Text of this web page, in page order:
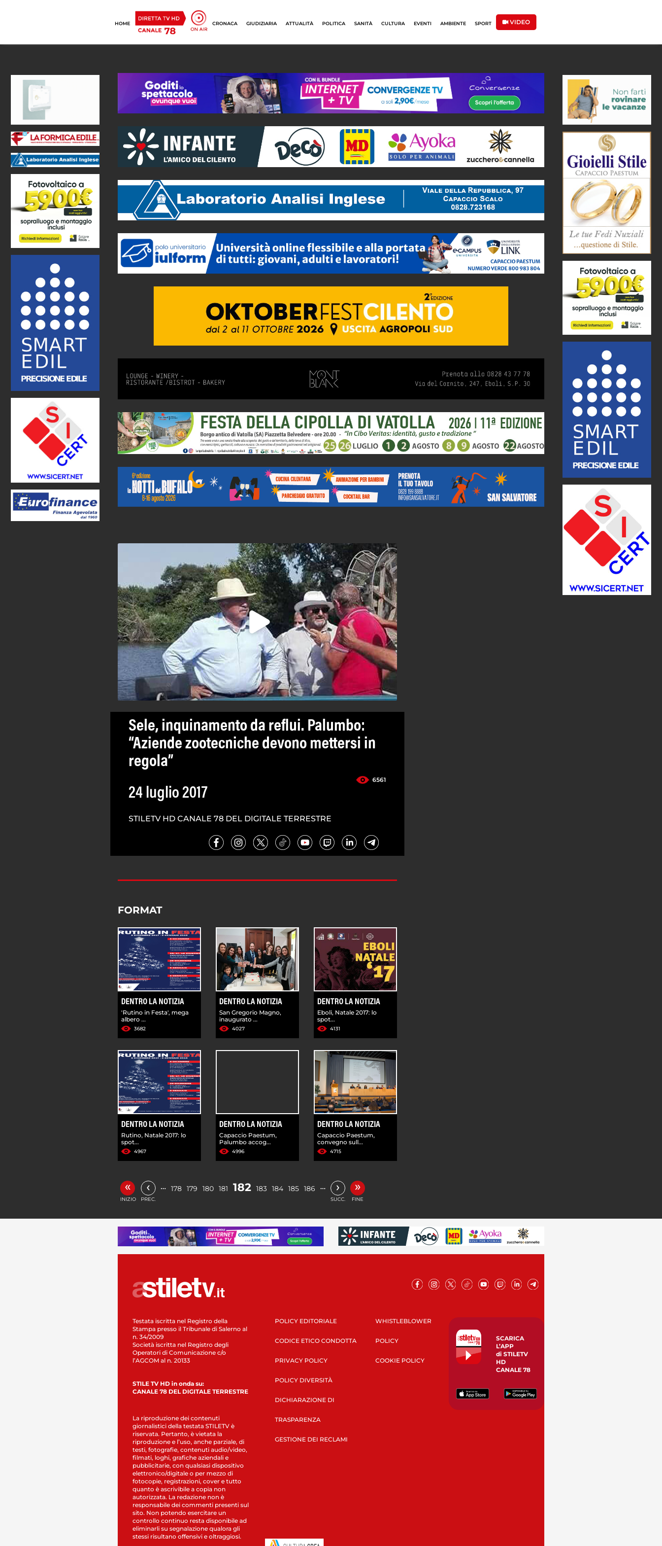
HOME CRONACA GIUDIZIARIA ATTUALITÀ POLITICA SANITÀ CULTURA EVENTI AMBIENTE SPORT VIDEO
Sele, inquinamento da reflui. Palumbo:
“Aziende zootecniche devono mettersi in
regola”
6561
24 luglio 2017
STILETV HD CANALE 78 DEL DIGITALE TERRESTRE
FORMAT
DENTRO LA NOTIZIA
'Rutino in Festa', mega
albero ...
3682
DENTRO LA NOTIZIA
San Gregorio Magno,
inaugurato ...
4027
DENTRO LA NOTIZIA
Eboli, Natale 2017: lo
spot...
4131
DENTRO LA NOTIZIA
Rutino, Natale 2017: lo
spot...
4967
DENTRO LA NOTIZIA
Capaccio Paestum,
Palumbo accog...
4996
DENTRO LA NOTIZIA
Capaccio Paestum,
convegno sull...
4715
«
INIZIO
‹
PREC.
… 178 179 180 181 182 183 184 185 186 … ›
SUCC.
»
FINE
Testata iscritta nel Registro della
Stampa presso il Tribunale di Salerno al
n. 34/2009
Società iscritta nel Registro degli
Operatori di Comunicazione c/o
l’AGCOM al n. 20133
STILE TV HD in onda su:
CANALE 78 DEL DIGITALE TERRESTRE
La riproduzione dei contenuti
giornalistici della testata STILETV è
riservata. Pertanto, è vietata la
riproduzione e l’uso, anche parziale, di
testi, fotografie, contenuti audio/video,
filmati, loghi, grafiche aziendali e
pubblicitarie, con qualsiasi dispositivo
elettronico/digitale o per mezzo di
fotocopie, registrazioni, cover e tutto
quanto è ascrivibile a copia non
autorizzata. La redazione non è
responsabile dei commenti presenti sul
sito. Non potendo esercitare un
controllo continuo resta disponibile ad
eliminarli su segnalazione qualora gli
stessi risultano offensivi e oltraggiosi.
POLICY EDITORIALE
CODICE ETICO CONDOTTA
PRIVACY POLICY
POLICY DIVERSITÀ
DICHIARAZIONE DI
TRASPARENZA
GESTIONE DEI RECLAMI
WHISTLEBLOWER
POLICY
COOKIE POLICY
SCARICA
L’APP
di STILETV
HD
CANALE 78